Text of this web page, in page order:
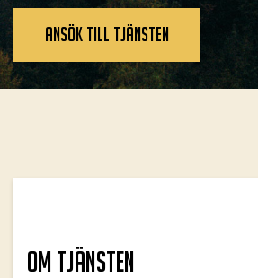
ANSÖK till tjänsten
om tjänsten